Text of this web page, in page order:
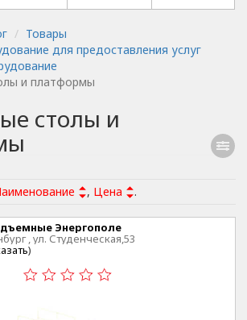
Товары
для предоставления услуг
и платформы
столы и
, Цена .
Энергополе
, ул. Студенческая,53
)